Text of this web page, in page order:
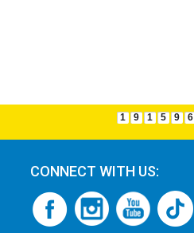
1 9 1 5 9 6
CONNECT WITH US: